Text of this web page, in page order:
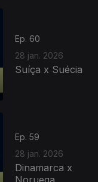
Ep. 60
28 jan. 2026
Suíça x Suécia
Ep. 59
28 jan. 2026
Dinamarca x